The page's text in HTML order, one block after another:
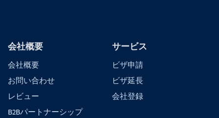
会社概要
会社概要
お問い合わせ
レビュー
B2Bパートナーシップ
サービス
ビザ申請
ビザ延長
会社登録